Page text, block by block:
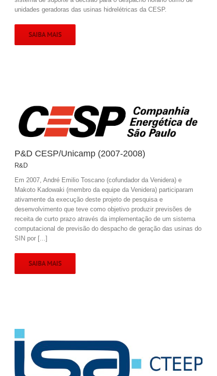
unidades geradoras das usinas hidrelétricas da CESP.
SAIBA MAIS
P&D CESP/Unicamp (2007-2008)
R&D
Em 2007, André Emilio Toscano (cofundador da Venidera) e
Makoto Kadowaki (membro da equipe da Venidera) participaram
ativamente da execução deste projeto de pesquisa e
desenvolvimento que teve como objetivo produzir previsões de
receita de curto prazo através da implementação de um sistema
computacional de previsão do despacho de geração das usinas do
SIN por [...]
SAIBA MAIS